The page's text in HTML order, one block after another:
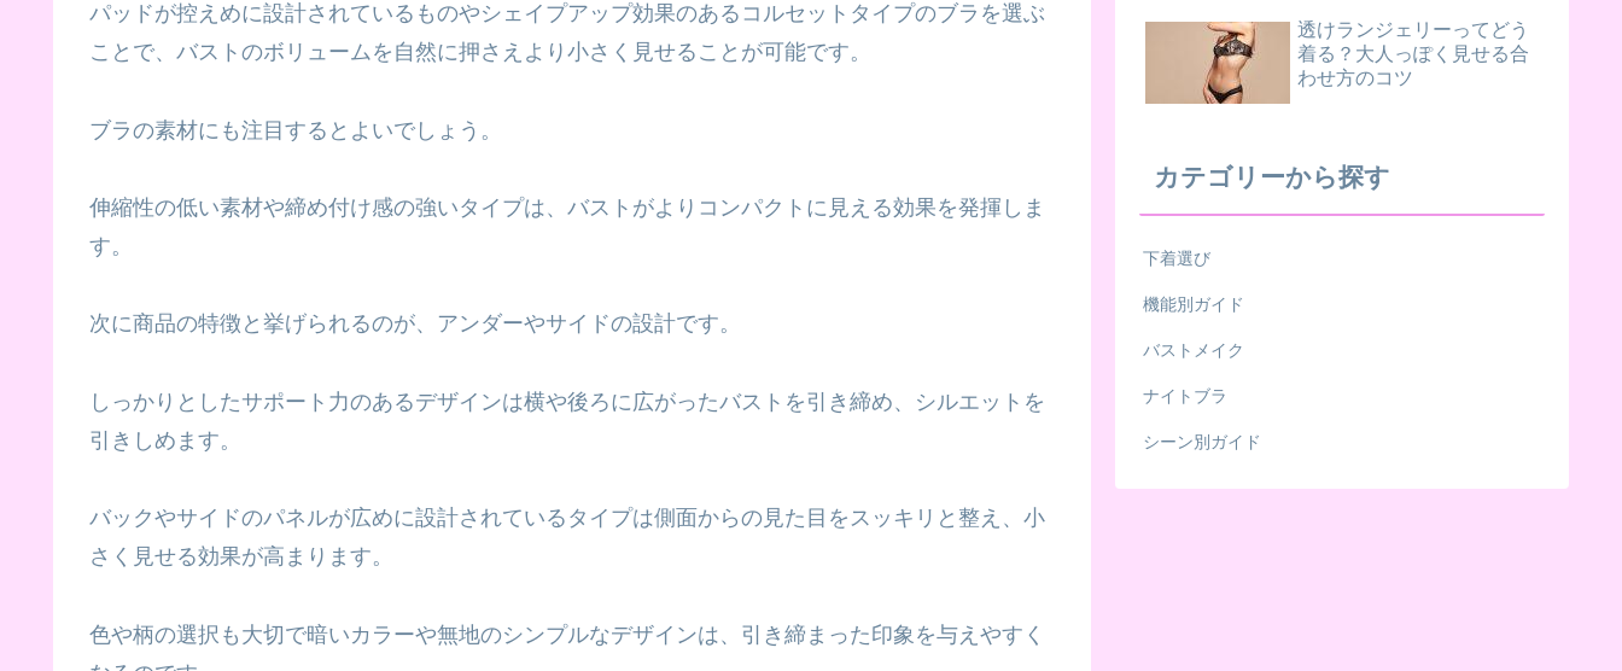
パッドが控えめに設計されているものやシェイプアップ効果のあるコルセットタイプのブラを選ぶ
ことで、バストのボリュームを自然に押さえより小さく見せることが可能です。
ブラの素材にも注目するとよいでしょう。
伸縮性の低い素材や締め付け感の強いタイプは、バストがよりコンパクトに見える効果を発揮しま
す。
次に商品の特徴と挙げられるのが、アンダーやサイドの設計です。
しっかりとしたサポート力のあるデザインは横や後ろに広がったバストを引き締め、シルエットを
引きしめます。
バックやサイドのパネルが広めに設計されているタイプは側面からの見た目をスッキリと整え、小
さく見せる効果が高まります。
色や柄の選択も大切で暗いカラーや無地のシンプルなデザインは、引き締まった印象を与えやすく
透けランジェリーってどう
着る？大人っぽく見せる合
わせ方のコツ
カテゴリーから探す
下着選び
機能別ガイド
バストメイク
ナイトブラ
シーン別ガイド